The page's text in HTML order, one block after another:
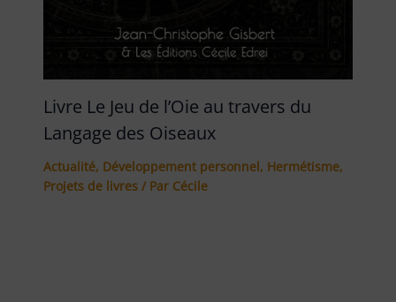
Livre Le Jeu de l’Oie au travers du
Langage des Oiseaux
Actualité, Développement personnel, Hermétisme,
Projets de livres/ Par Cécile